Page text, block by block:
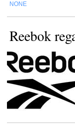
NONE
Reebok